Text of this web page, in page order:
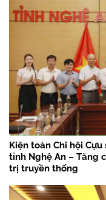
Kiện toàn Chi hội
tỉnh Nghệ An – Tăng
trị truyền thống